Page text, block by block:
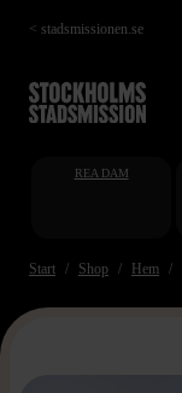
Hoppa
till
< stadsmissionen.se
REA DAM
Start Shop Hem